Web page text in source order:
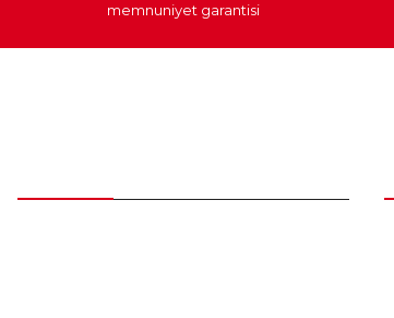
memnuniyet garantisi